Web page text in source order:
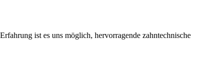
ist es uns möglich, hervorragende zahntechnische